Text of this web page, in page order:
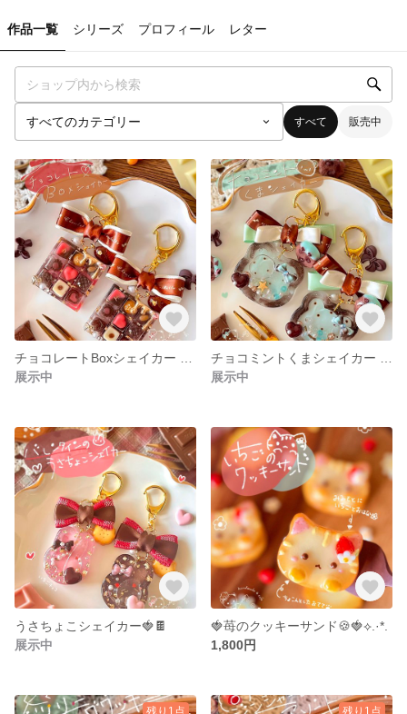
作品一覧 シリーズ プロフィール レター
すべて 販売中
展示中
展示中
うさちょこシェイカー🍓🍫
展示中
🍓苺のクッキーサンド🍪🍓⟡.·*.
1,800円
残り1点 残り1点